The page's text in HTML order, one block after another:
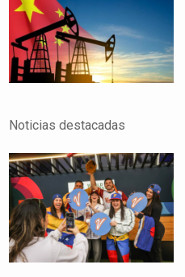
Noticias destacadas